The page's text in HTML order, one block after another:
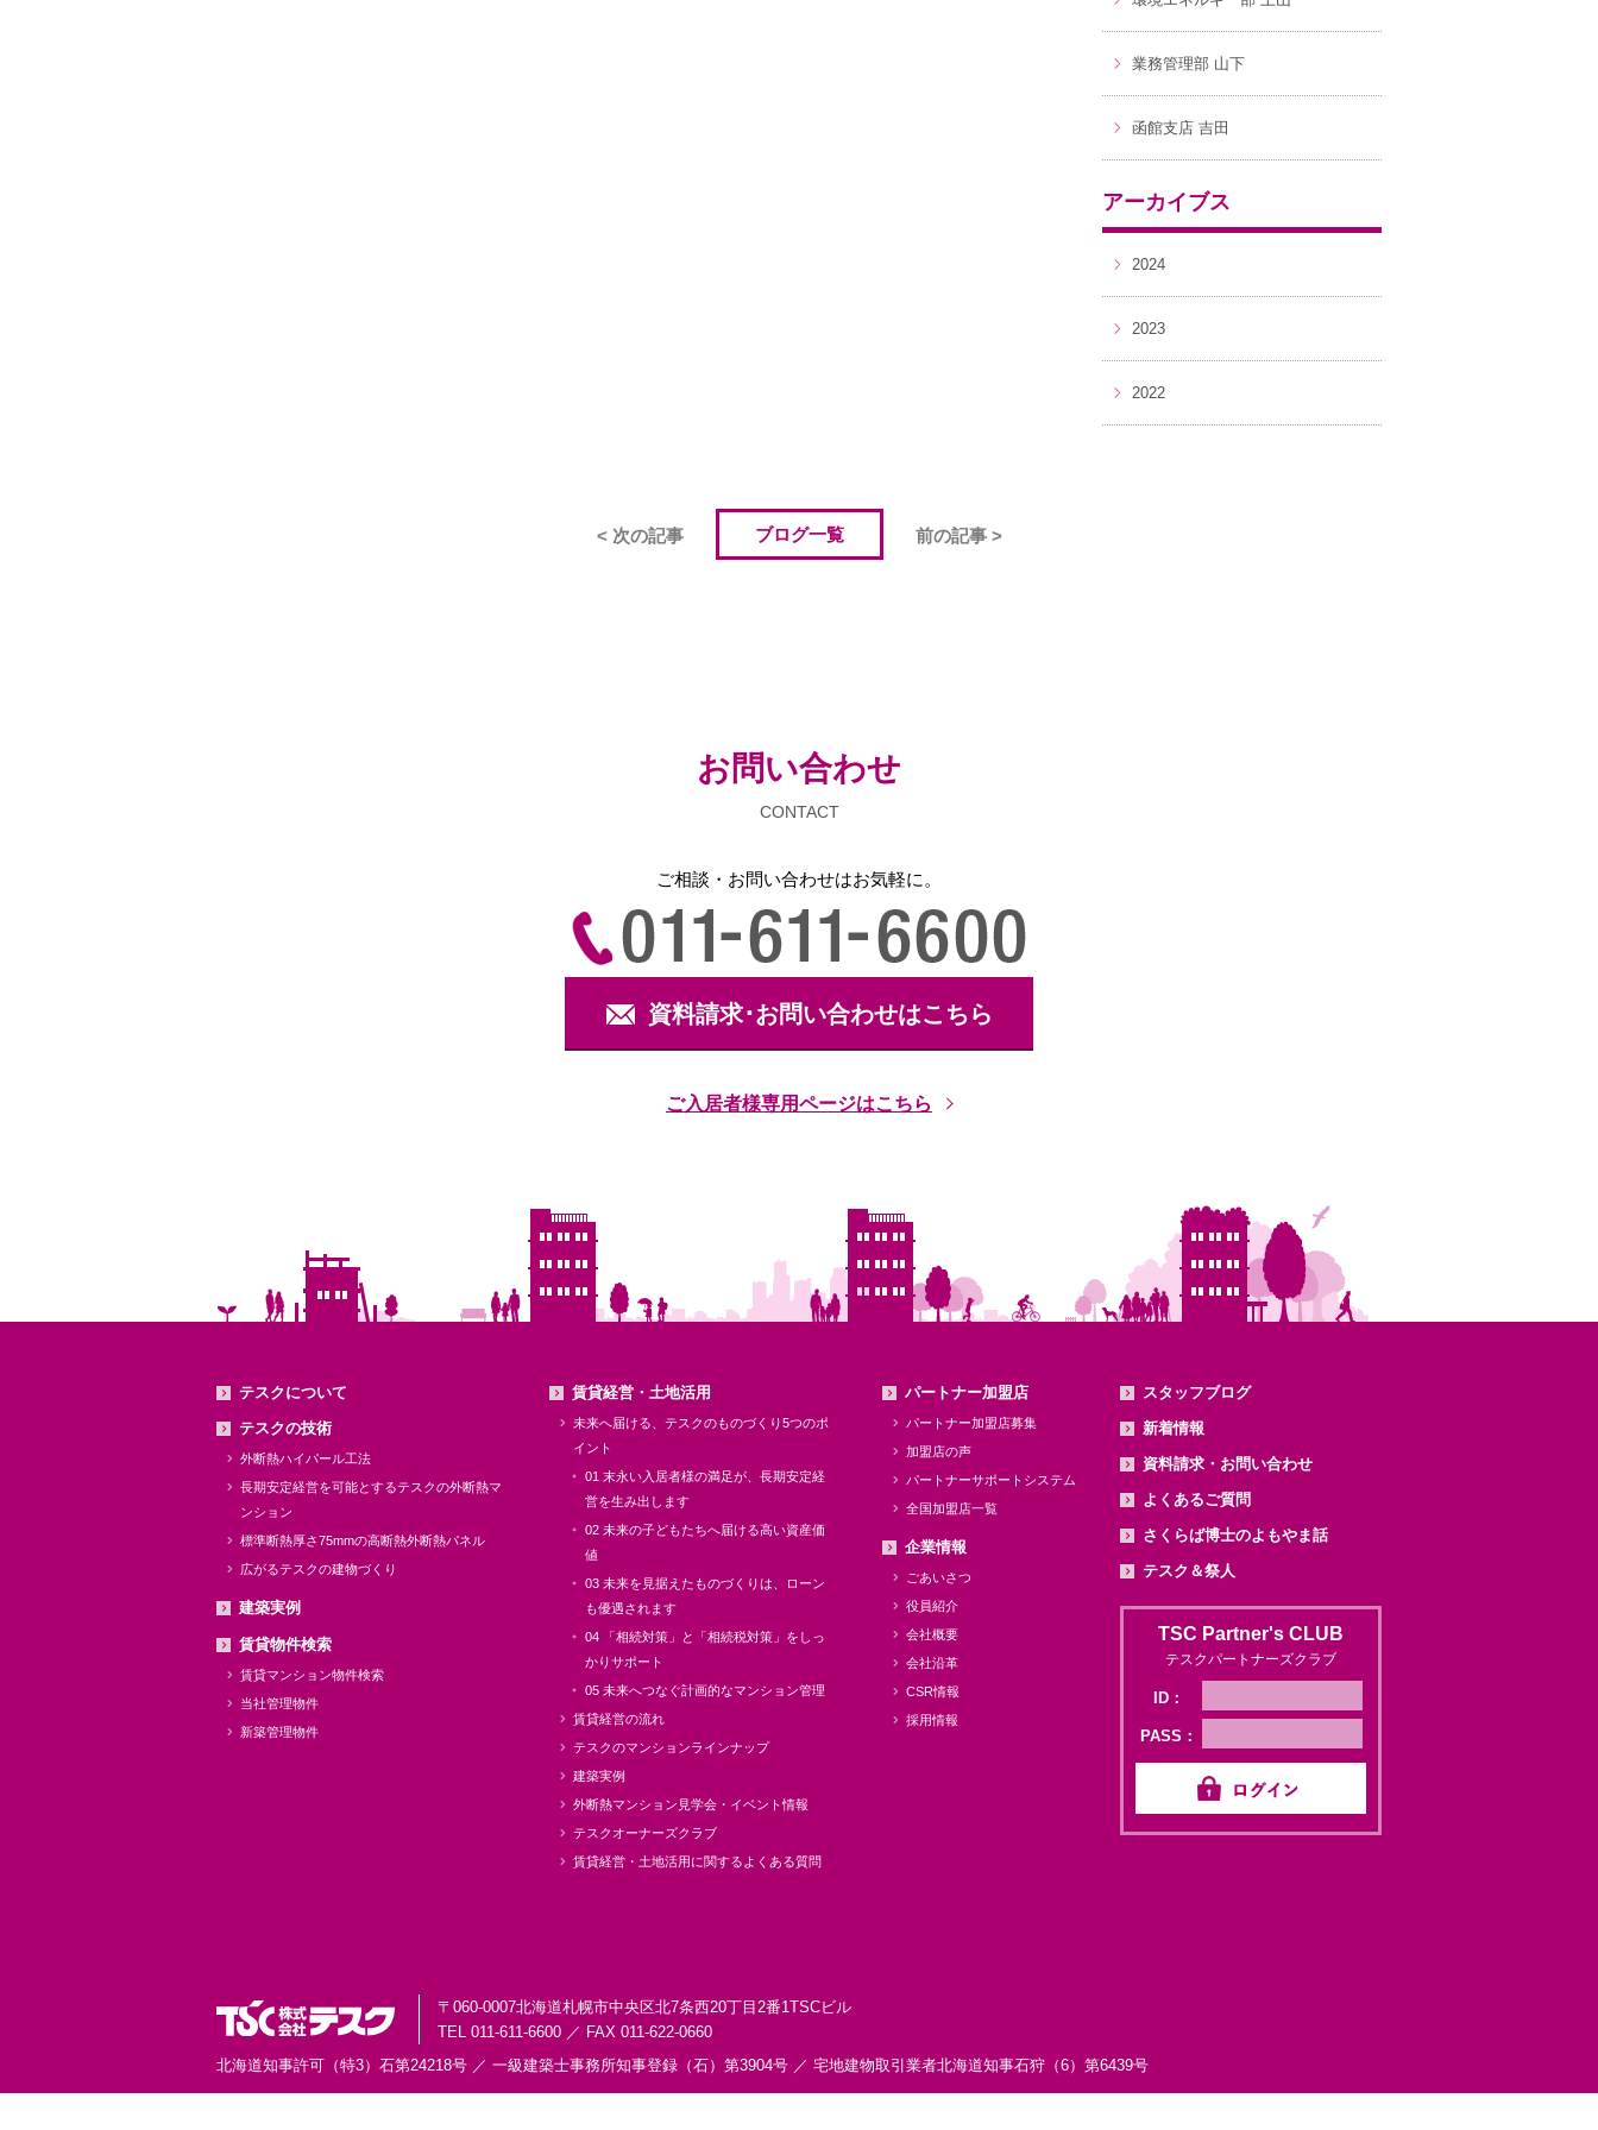
業務管理部 山下
函館支店 吉田
アーカイブス
2024
2023
2022
< 次の記事 ブログ一覧 前の記事 >
お問い合わせ
CONTACT
ご相談・お問い合わせはお気軽に。
資料請求･お問い合わせはこちら
ご入居者様専用ページはこちら
テスクについて
テスクの技術
外断熱ハイパール工法
長期安定経営を可能とするテスクの外断熱マ
ンション
標準断熱厚さ75mmの高断熱外断熱パネル
広がるテスクの建物づくり
建築実例
賃貸物件検索
賃貸マンション物件検索
当社管理物件
新築管理物件
賃貸経営・土地活用
未来へ届ける、テスクのものづくり5つのポ
イント
01 末永い入居者様の満足が、長期安定経
営を生み出します
02 未来の子どもたちへ届ける高い資産価
値
03 未来を見据えたものづくりは、ローン
も優遇されます
04 「相続対策」と「相続税対策」をしっ
かりサポート
05 未来へつなぐ計画的なマンション管理
賃貸経営の流れ
テスクのマンションラインナップ
建築実例
外断熱マンション見学会・イベント情報
テスクオーナーズクラブ
賃貸経営・土地活用に関するよくある質問
パートナー加盟店
パートナー加盟店募集
加盟店の声
パートナーサポートシステム
全国加盟店一覧
企業情報
ごあいさつ
役員紹介
会社概要
会社沿革
CSR情報
採用情報
スタッフブログ
新着情報
資料請求・お問い合わせ
よくあるご質問
さくらば博士のよもやま話
テスク＆祭人
TSC Partner's CLUB
テスクパートナーズクラブ
ID：
PASS：
〒060-0007北海道札幌市中央区北7条西20丁目2番1TSCビル
TEL 011-611-6600 ／ FAX 011-622-0660
北海道知事許可（特3）石第24218号 ／ 一級建築士事務所知事登録（石）第3904号 ／ 宅地建物取引業者北海道知事石狩（6）第6439号